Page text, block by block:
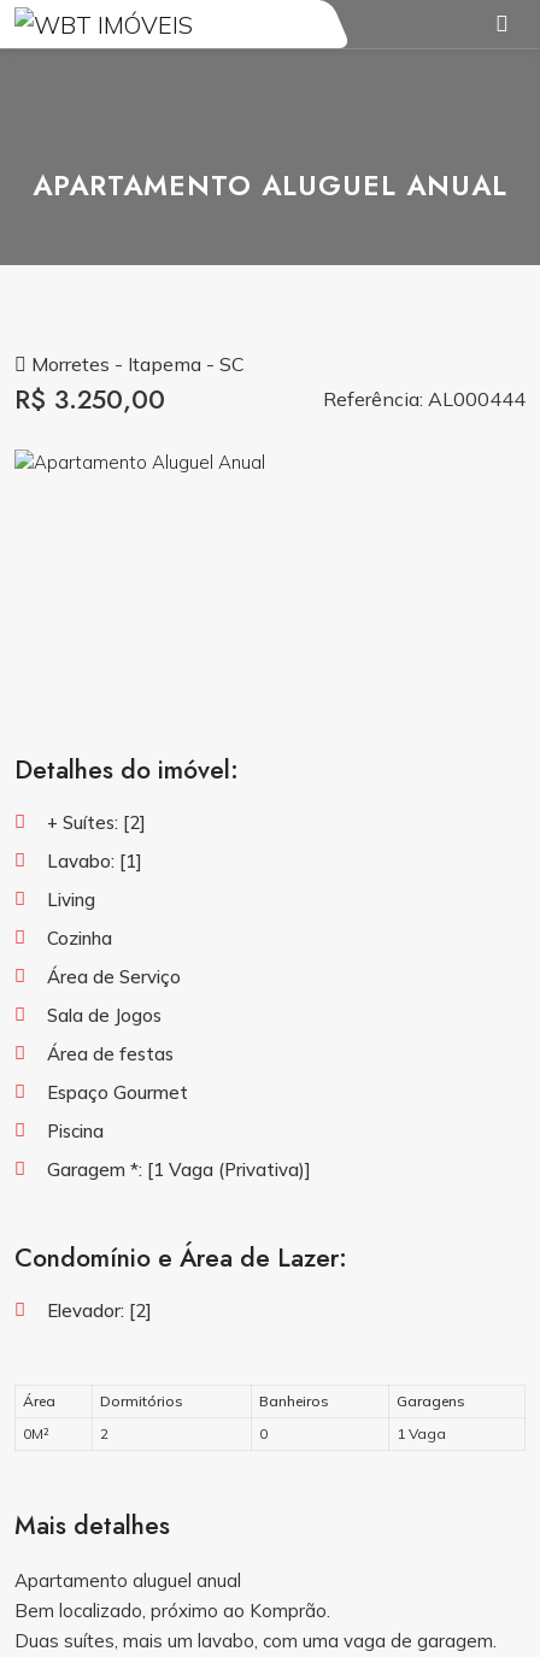
APARTAMENTO ALUGUEL ANUAL
Morretes - Itapema - SC
R$ 3.250,00 Referência: AL000444
Detalhes do imóvel:
+ Suítes: [2]
Lavabo: [1]
Living
Cozinha
Área de Serviço
Sala de Jogos
Área de festas
Espaço Gourmet
Piscina
Garagem *: [1 Vaga (Privativa)]
Condomínio e Área de Lazer:
Elevador: [2]
Área Dormitórios Banheiros
Garagens
0M²
2 0 1 Vaga
Mais detalhes
Apartamento aluguel anual
Bem localizado, próximo ao Komprão.
Duas suítes, mais um lavabo, com uma vaga de garagem.